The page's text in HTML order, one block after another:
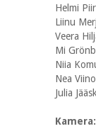
Helmi
Liinu
Veera
Mi
Niia
Nea
Julia
Kamera: